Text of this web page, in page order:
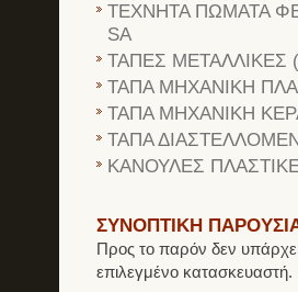
ΤΕΧΝΗΤΑ ΠΩΜΑΤΑ
SA
ΤΑΠΕΣ ΜΕΤΑΛΛΙΚΕΣ
ΤΑΠΑ ΜΗΧΑΝΙΚΗ
ΤΑΠΑ ΜΗΧΑΝΙΚΗ
ΤΑΠΑ
ΚΑΝΟΥΛΕΣ ΠΛΑΣΤΙΚΕΣ
ΣΥΝΟΠΤΙΚΗ
Προς το παρόν δεν
επιλεγμένο κατασκευαστή.